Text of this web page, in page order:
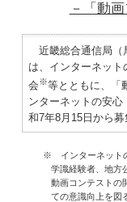
－「動
近畿総合通信局（
は、インターネット
会※等とともに、「
ンターネットの安
和7年8月15日から募
※ インターネットの
学識経験者、地方
動画コンテストの
ての意識向上を図